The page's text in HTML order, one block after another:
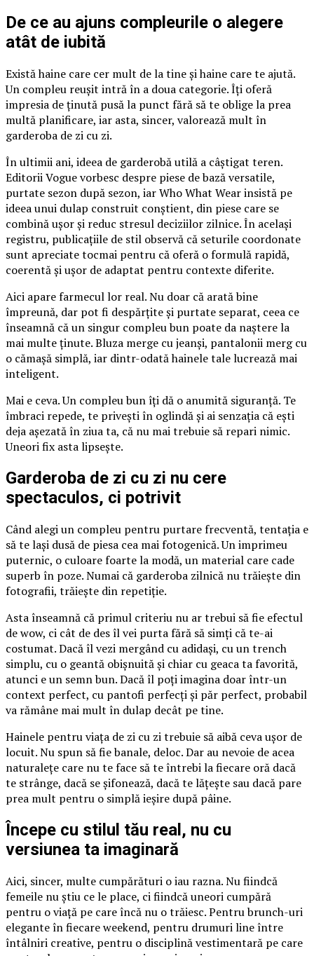
De ce au ajuns compleurile o alegere
atât de iubită
Există haine care cer mult de la tine și haine care te ajută.
Un compleu reușit intră în a doua categorie. Îți oferă
impresia de ținută pusă la punct fără să te oblige la prea
multă planificare, iar asta, sincer, valorează mult în
garderoba de zi cu zi.
În ultimii ani, ideea de garderobă utilă a câștigat teren.
Editorii Vogue vorbesc despre piese de bază versatile,
purtate sezon după sezon, iar Who What Wear insistă pe
ideea unui dulap construit conștient, din piese care se
combină ușor și reduc stresul deciziilor zilnice. În același
registru, publicațiile de stil observă că seturile coordonate
sunt apreciate tocmai pentru că oferă o formulă rapidă,
coerentă și ușor de adaptat pentru contexte diferite.
Aici apare farmecul lor real. Nu doar că arată bine
împreună, dar pot fi despărțite și purtate separat, ceea ce
înseamnă că un singur compleu bun poate da naștere la
mai multe ținute. Bluza merge cu jeanși, pantalonii merg cu
o cămașă simplă, iar dintr-odată hainele tale lucrează mai
inteligent.
Mai e ceva. Un compleu bun îți dă o anumită siguranță. Te
îmbraci repede, te privești în oglindă și ai senzația că ești
deja așezată în ziua ta, că nu mai trebuie să repari nimic.
Uneori fix asta lipsește.
Garderoba de zi cu zi nu cere
spectaculos, ci potrivit
Când alegi un compleu pentru purtare frecventă, tentația e
să te lași dusă de piesa cea mai fotogenică. Un imprimeu
puternic, o culoare foarte la modă, un material care cade
superb în poze. Numai că garderoba zilnică nu trăiește din
fotografii, trăiește din repetiție.
Asta înseamnă că primul criteriu nu ar trebui să fie efectul
de wow, ci cât de des îl vei purta fără să simți că te-ai
costumat. Dacă îl vezi mergând cu adidași, cu un trench
simplu, cu o geantă obișnuită și chiar cu geaca ta favorită,
atunci e un semn bun. Dacă îl poți imagina doar într-un
context perfect, cu pantofi perfecți și păr perfect, probabil
va rămâne mai mult în dulap decât pe tine.
Hainele pentru viața de zi cu zi trebuie să aibă ceva ușor de
locuit. Nu spun să fie banale, deloc. Dar au nevoie de acea
naturalețe care nu te face să te întrebi la fiecare oră dacă
te strânge, dacă se șifonează, dacă te lățește sau dacă pare
prea mult pentru o simplă ieșire după pâine.
Începe cu stilul tău real, nu cu
versiunea ta imaginară
Aici, sincer, multe cumpărături o iau razna. Nu fiindcă
femeile nu știu ce le place, ci fiindcă uneori cumpără
pentru o viață pe care încă nu o trăiesc. Pentru brunch-uri
elegante în fiecare weekend, pentru drumuri line între
întâlniri creative, pentru o disciplină vestimentară pe care